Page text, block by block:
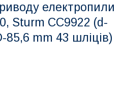
електропили
Sturm CC9922 (d-
85,6 mm 43 шліців)